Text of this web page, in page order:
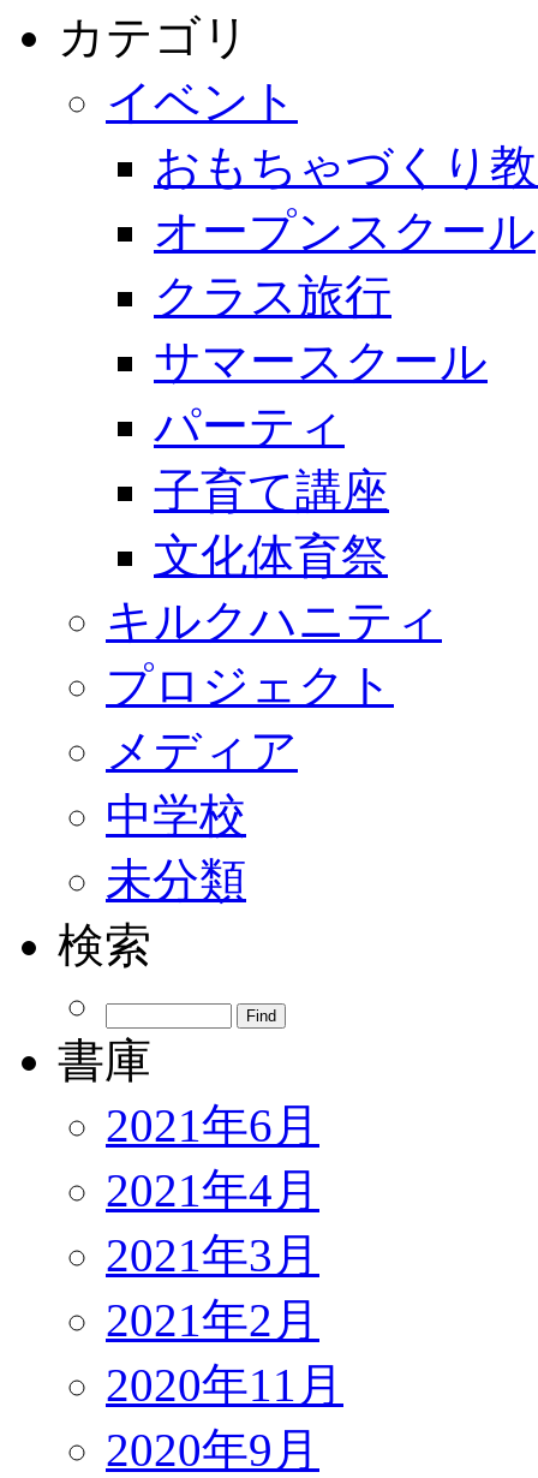
カテゴリ
イベント
おもちゃづくり
オープンスクール
クラス旅行
サマースクール
パーティ
子育て講座
文化体育祭
キルクハニティ
プロジェクト
メディア
中学校
未分類
検索
書庫
2021年6月
2021年4月
2021年3月
2021年2月
2020年11月
2020年9月